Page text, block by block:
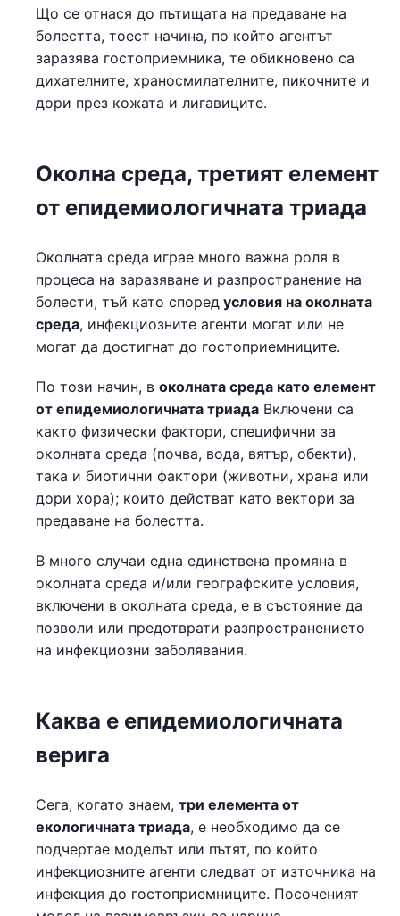
Що се отнася до пътищата на предаване на
болестта, тоест начина, по който агентът
заразява гостоприемника, те обикновено са
дихателните, храносмилателните, пикочните и
дори през кожата и лигавиците.
Околна среда, третият елемент
от епидемиологичната триада
Околната среда играе много важна роля в
процеса на заразяване и разпространение на
болести, тъй като според условия на околната
среда, инфекциозните агенти могат или не
могат да достигнат до гостоприемниците.
По този начин, в околната среда като елемент
от епидемиологичната триада Включени са
както физически фактори, специфични за
околната среда (почва, вода, вятър, обекти),
така и биотични фактори (животни, храна или
дори хора); които действат като вектори за
предаване на болестта.
В много случаи една единствена промяна в
околната среда и/или географските условия,
включени в околната среда, е в състояние да
позволи или предотврати разпространението
на инфекциозни заболявания.
Каква е епидемиологичната
верига
Сега, когато знаем, три елемента от
екологичната триада, е необходимо да се
подчертае моделът или пътят, по който
инфекциозните агенти следват от източника на
инфекция до гостоприемниците. Посоченият